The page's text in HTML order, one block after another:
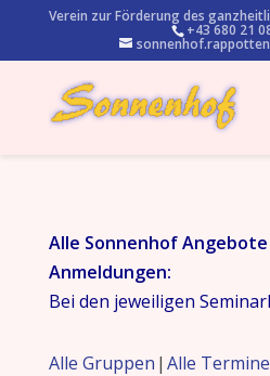
Verein zur Förderung des
+43 680 21
Alle Sonnenhof
Anmeldungen:
Bei den jeweiligen
Alle Gruppen Alle Termine